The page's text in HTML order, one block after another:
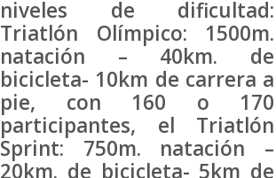
niveles de dificultad:
Triatlón Olímpico: 1500m.
natación – 40km. de
bicicleta- 10km de carrera a
pie, con 160 o 170
participantes, el Triatlón
Sprint: 750m. natación –
20km. de bicicleta- 5km de